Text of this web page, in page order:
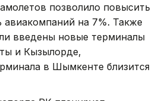
позволило повысить
авиакомпаний на 7%. Также
введены новые терминалы
и Кызылорде,
в Шымкенте близится